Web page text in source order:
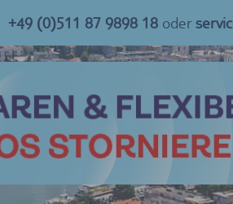
+49 (0)511 87 9898 18 oder